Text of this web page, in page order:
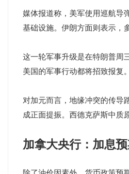
媒体报道称，美军使用巡航导
基础设施。伊朗方面则表示，
这一轮军事升级是在特朗普周
美国的军事行动都将招致报复。
对加元而言，地缘冲突的传导
成正面提振。西德克萨斯中质
加拿大央行：加息